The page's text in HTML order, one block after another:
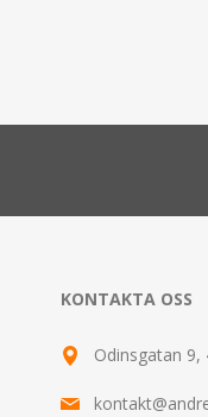
KONTAKTA OSS
Odinsgatan